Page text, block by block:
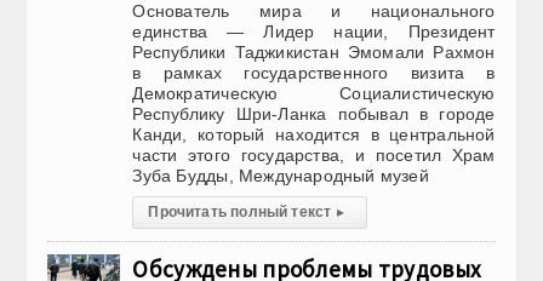
Основатель мира и национального
единства — Лидер нации, Президент
Республики Таджикистан Эмомали Рахмон
в рамках государственного визита в
Демократическую Социалистическую
Республику Шри-Ланка побывал в городе
Канди, который находится в центральной
части этого государства, и посетил Храм
Зуба Будды, Международный музей
Прочитать полный текст ▸
Обсуждены проблемы трудовых